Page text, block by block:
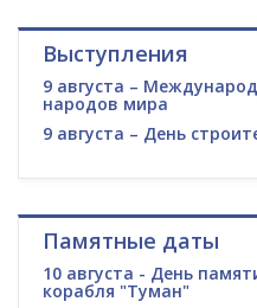
Выступления
9 августа –
народов мира
9 августа – День
Памятные даты
10 августа - День
корабля "Туман"